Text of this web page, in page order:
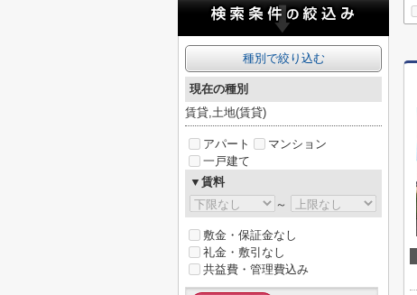
種別で絞り込む
現在の種別
賃貸,土地(賃貸)
アパート
マンション
一戸建て
▼賃料
～
敷金・保証金なし
礼金・敷引なし
共益費・管理費込み